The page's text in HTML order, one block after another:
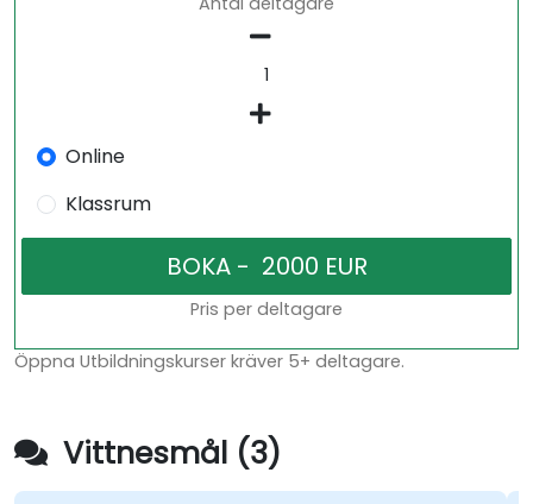
Online
Klassrum
Pris per deltagare
Öppna Utbildningskurser kräver 5+ deltagare.
Vittnesmål (3)